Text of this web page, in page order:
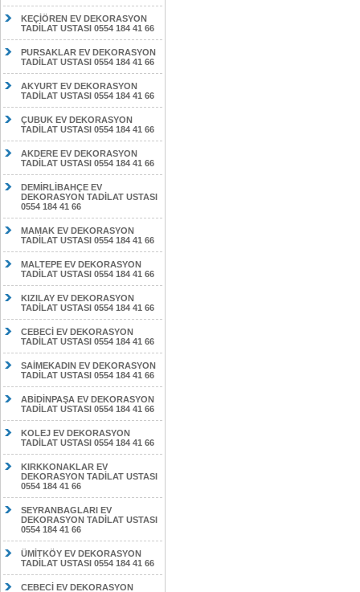
KEÇİÖREN EV DEKORASYON
TADİLAT USTASI 0554 184 41 66
PURSAKLAR EV DEKORASYON
TADİLAT USTASI 0554 184 41 66
AKYURT EV DEKORASYON
TADİLAT USTASI 0554 184 41 66
ÇUBUK EV DEKORASYON
TADİLAT USTASI 0554 184 41 66
AKDERE EV DEKORASYON
TADİLAT USTASI 0554 184 41 66
DEMİRLİBAHÇE EV
DEKORASYON TADİLAT USTASI
0554 184 41 66
MAMAK EV DEKORASYON
TADİLAT USTASI 0554 184 41 66
MALTEPE EV DEKORASYON
TADİLAT USTASI 0554 184 41 66
KIZILAY EV DEKORASYON
TADİLAT USTASI 0554 184 41 66
CEBECİ EV DEKORASYON
TADİLAT USTASI 0554 184 41 66
SAİMEKADIN EV DEKORASYON
TADİLAT USTASI 0554 184 41 66
ABİDİNPAŞA EV DEKORASYON
TADİLAT USTASI 0554 184 41 66
KOLEJ EV DEKORASYON
TADİLAT USTASI 0554 184 41 66
KIRKKONAKLAR EV
DEKORASYON TADİLAT USTASI
0554 184 41 66
SEYRANBAGLARI EV
DEKORASYON TADİLAT USTASI
0554 184 41 66
ÜMİTKÖY EV DEKORASYON
TADİLAT USTASI 0554 184 41 66
CEBECİ EV DEKORASYON